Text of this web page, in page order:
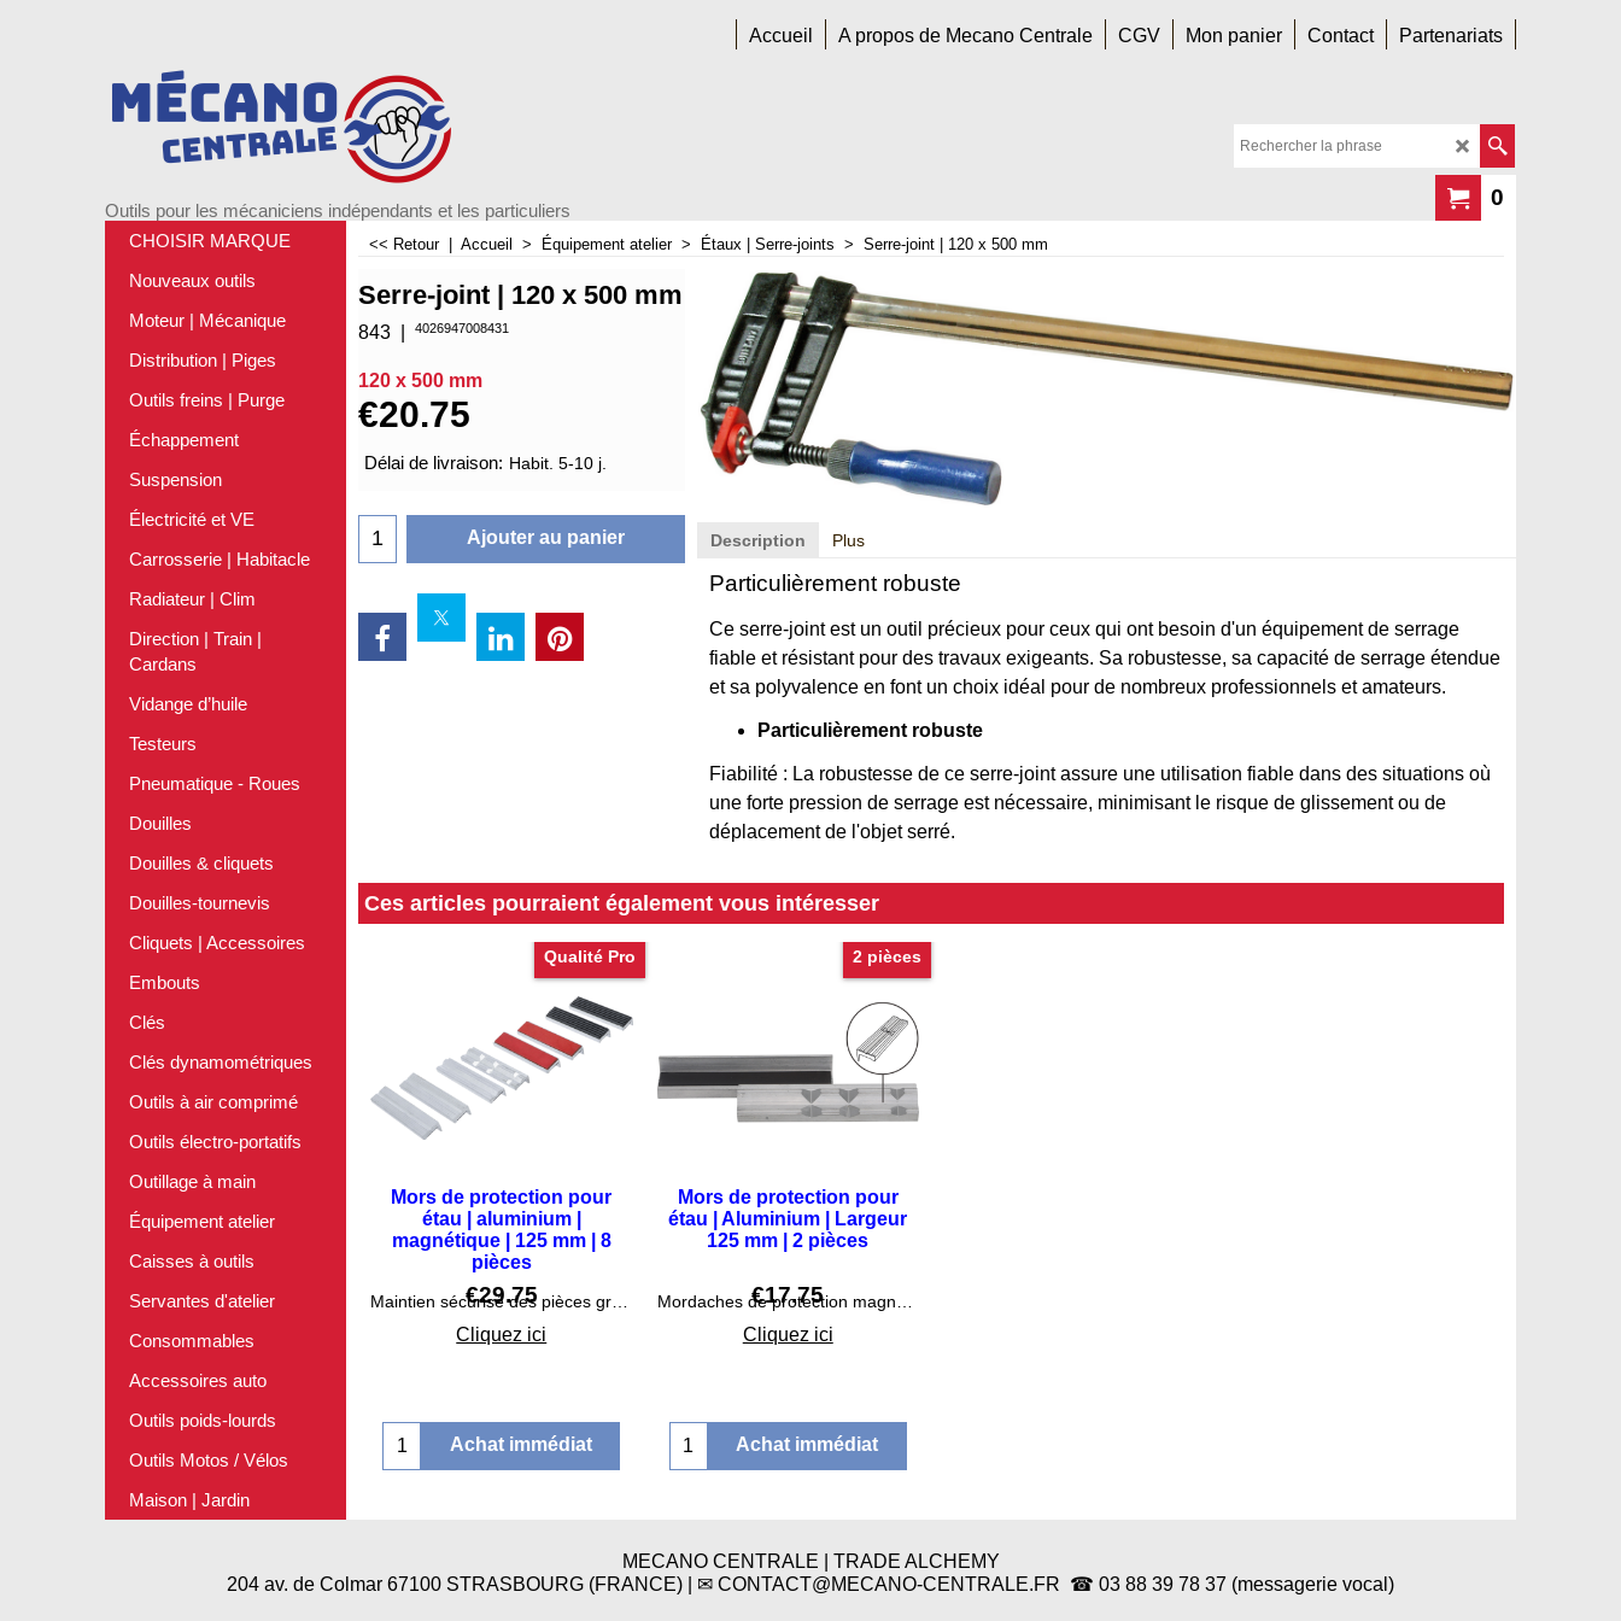
Accueil A propos de Mecano Centrale CGV Mon panier Contact Partenariats
Outils pour les mécaniciens indépendants et les particuliers
0
CHOISIR MARQUE
Nouveaux outils
Moteur | Mécanique
Distribution | Piges
Outils freins | Purge
Échappement
Suspension
Électricité et VE
Carrosserie | Habitacle
Radiateur | Clim
Direction | Train |
Cardans
Vidange d’huile
Testeurs
Pneumatique - Roues
Douilles
Douilles & cliquets
Douilles-tournevis
Cliquets | Accessoires
Embouts
Clés
Clés dynamométriques
Outils à air comprimé
Outils électro-portatifs
Outillage à main
Équipement atelier
Caisses à outils
Servantes d'atelier
Consommables
Accessoires auto
Outils poids-lourds
Outils Motos / Vélos
Maison | Jardin
<< Retour Accueil > Équipement atelier> Étaux | Serre-joints > Serre-joint | 120 x 500 mm
Serre-joint | 120 x 500 mm
843 4026947008431
120 x 500 mm
€20.75
Délai de livraison: Habit. 5-10 j.
Ajouter au panier Description Plus
Particulièrement robuste
Ce serre-joint est un outil précieux pour ceux qui ont besoin d'un équipement de serrage
fiable et résistant pour des travaux exigeants. Sa robustesse, sa capacité de serrage étendue
et sa polyvalence en font un choix idéal pour de nombreux professionnels et amateurs.
Particulièrement robuste
Fiabilité : La robustesse de ce serre-joint assure une utilisation fiable dans des situations où
une forte pression de serrage est nécessaire, minimisant le risque de glissement ou de
déplacement de l'objet serré.
Ces articles pourraient également vous intéresser
Qualité Pro
Mors de protection pour
étau | aluminium |
magnétique | 125 mm | 8
pièces
€29.75 Maintien sécurisé des pièces grâce aux aimants intégrés
Cliquez ici
Achat immédiat
2 pièces
Mors de protection pour
étau | Aluminium | Largeur
125 mm | 2 pièces
€17.75 Mordaches de protection magnétiques pour étau | Aluminium | BGS 9284
Cliquez ici
Achat immédiat
MECANO CENTRALE | TRADE ALCHEMY
204 av. de Colmar 67100 STRASBOURG (FRANCE) | ✉ CONTACT@MECANO-CENTRALE.FR ☎ 03 88 39 78 37 (messagerie vocal)